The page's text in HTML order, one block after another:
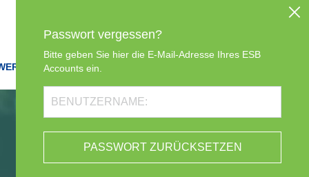
Passwort vergessen?
Bitte geben Sie hier die E-Mail-Adresse Ihres ESB
Accounts ein.
EVENTS